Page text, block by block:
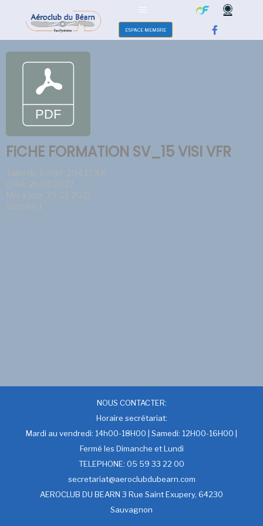
ESPACE MEMBRE
FICHE FORMATION SV_15 VISI VFR
Taille du fichier: 204.17 KB
Créé: 29-01-2022
Mis à jour: 29-01-2022
Succès: 1
NOUS CONTACTER:
Horaire secrétariat:
Mardi au vendredi: 14h00-18H00 | Samedi: 12H00-16H00 |
Fermé les Dimanche et Lundi
TELEPHONE: 05 59 33 22 00
secretariat@aeroclubdubearn.com
AEROCLUB DU BEARN 3 Rue Saint Exupery, 64230
Sauvagnon